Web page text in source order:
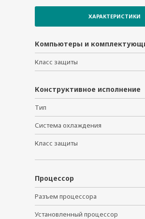
ХАРАКТЕРИСТИКИ
Компьютеры и
Класс защиты
Конструктивное исполнение
Тип
Система охлаждения
Класс защиты
Процессор
Разъем процессора
Установленный процессор